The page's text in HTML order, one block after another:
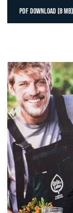
PDF DOWNLOAD (8 MB)